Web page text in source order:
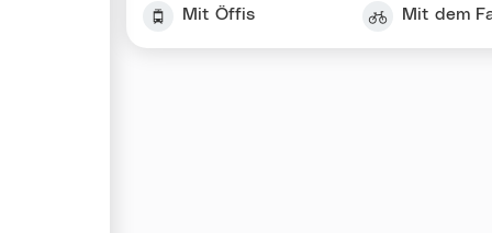
Mit Öffis Mit dem